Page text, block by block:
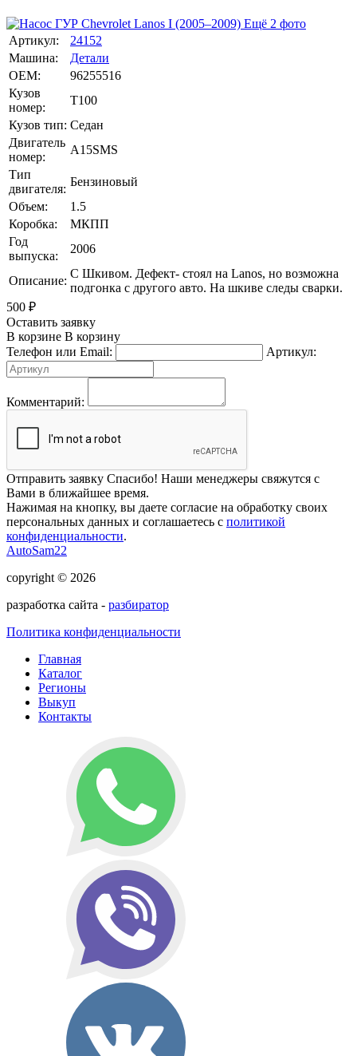
Ещё 2 фото
Артикул:
24152
Машина:
Детали
OEM:
96255516
Кузов
номер:
T100
Кузов тип: Седан
Двигатель
номер:
A15SMS
Тип
двигателя:
Бензиновый
Объем:
1.5
Коробка:
МКПП
Год
выпуска:
2006
Описание:
С Шкивом. Дефект- стоял на Lanos, но возможна
подгонка с другого авто. На шкиве следы сварки.
500 ₽
Оставить заявку
В корзине В корзину
Телефон или Email:
Артикул:
Комментарий:
Отправить заявку Спасибо! Наши менеджеры свяжутся с
Вами в ближайшее время.
Нажимая на кнопку, вы даете согласие на обработку своих
персональных данных и соглашаетесь с политикой
конфиденциальности.
AutoSam22
copyright © 2026
разработка сайта - разбиратор
Политика конфиденциальности
Главная
Каталог
Регионы
Выкуп
Контакты